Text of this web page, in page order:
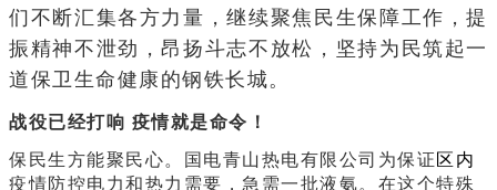
们不断汇集各方力量，继续聚焦民生保障工作，提
振精神不泄劲，昂扬斗志不放松，坚持为民筑起一
道保卫生命健康的钢铁长城。
战役已经打响 疫情就是命令！
保民生方能聚民心。国电青山热电有限公司为保证 区内
疫情防控电力和热力需要，急需一批液氨。在这个特殊